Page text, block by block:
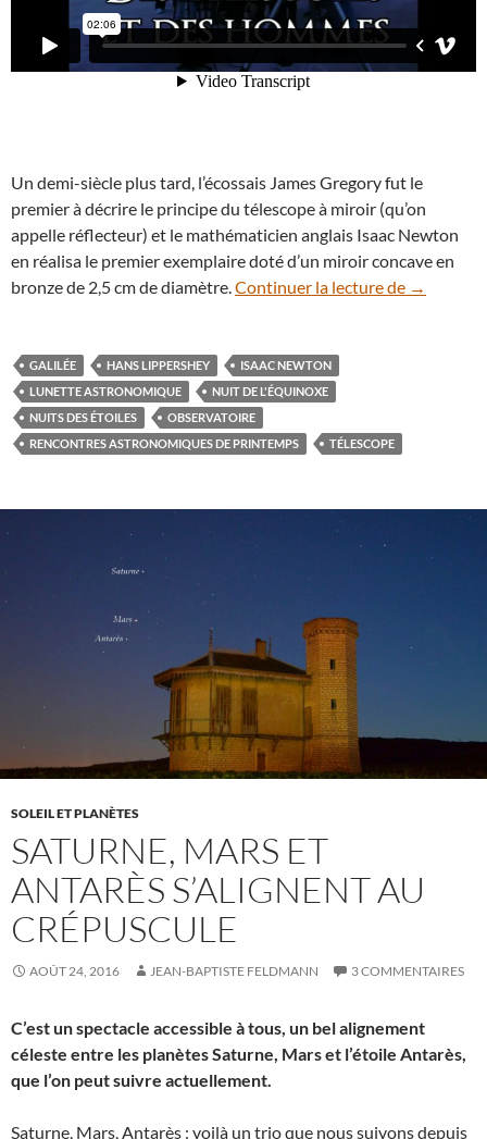
Un demi-siècle plus tard, l’écossais James Gregory fut le
premier à décrire le principe du télescope à miroir (qu’on
appelle réflecteur) et le mathématicien anglais Isaac Newton
en réalisa le premier exemplaire doté d’un miroir concave en
bronze de 2,5 cm de diamètre.Continuer la lecture de En vidéo
→
GALILÉE HANS LIPPERSHEY
ISAAC NEWTON
LUNETTE ASTRONOMIQUE
NUIT DE L'ÉQUINOXE
NUITS DES ÉTOILES
OBSERVATOIRE
RENCONTRES ASTRONOMIQUES DE PRINTEMPS
TÉLESCOPE
SOLEIL ET PLANÈTES
SATURNE, MARS ET
ANTARÈS S’ALIGNENT AU
CRÉPUSCULE
AOÛT 24, 2016 JEAN-BAPTISTE FELDMANN 3 COMMENTAIRES
C’est un spectacle accessible à tous, un bel alignement
céleste entre les planètes Saturne, Mars et l’étoile Antarès,
que l’on peut suivre actuellement.
Saturne, Mars, Antarès : voilà un trio que nous suivons depuis